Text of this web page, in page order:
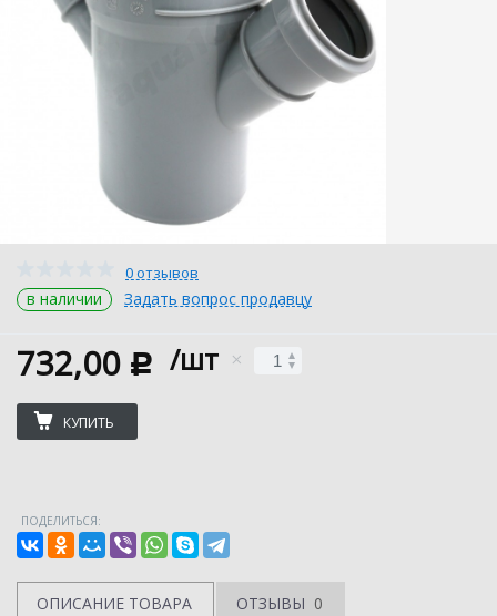
0 отзывов
в наличии Задать вопрос продавцу
732,00 c /шт
КУПИТЬ
ПОДЕЛИТЬСЯ:
ОПИСАНИЕ ТОВАРА ОТЗЫВЫ 0